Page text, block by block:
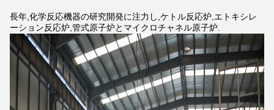
長年,化学反応機器の研究開発に注力し,ケトル反応炉,エトキシレ
ーション反応炉,管式原子炉とマイクロチャネル原子炉.